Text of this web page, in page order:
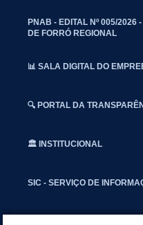
PNAB - EDITAL Nº 005/2026
DE FORRÓ REGIONAL
📊 SALA DIGITAL DO
🔍 PORTAL DA
🏛️ INSTITUCIONAL
SIC - SERVIÇO DE